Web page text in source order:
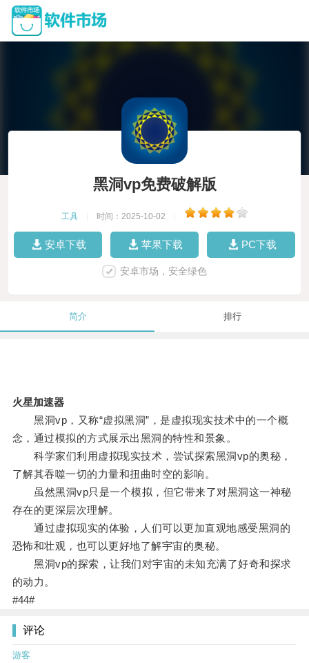
黑洞vp免费破解版
工具 时间：2025-10-02
安卓下载 苹果下载 PC下载
安卓市场，安全绿色
简介 排行
火星加速器
黑洞vp，又称“虚拟黑洞”，是虚拟现实技术中的一个概
念，通过模拟的方式展示出黑洞的特性和景象。
科学家们利用虚拟现实技术，尝试探索黑洞vp的奥秘，
了解其吞噬一切的力量和扭曲时空的影响。
虽然黑洞vp只是一个模拟，但它带来了对黑洞这一神秘
存在的更深层次理解。
通过虚拟现实的体验，人们可以更加直观地感受黑洞的
恐怖和壮观，也可以更好地了解宇宙的奥秘。
黑洞vp的探索，让我们对宇宙的未知充满了好奇和探求
的动力。
#44#
评论
游客